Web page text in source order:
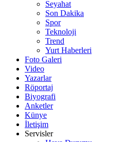
Seyahat
Son Dakika
Spor
Teknoloji
Trend
Yurt Haberleri
Foto Galeri
Video
Yazarlar
Röportaj
Biyografi
Anketler
Künye
İletişim
Servisler